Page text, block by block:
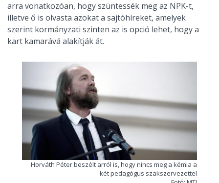
arra vonatkozóan, hogy szüntessék meg az NPK-t,
illetve ő is olvasta azokat a sajtóhíreket, amelyek
szerint kormányzati szinten az is opció lehet, hogy a
kart kamarává alakítják át.
Horváth Péter beszélt arról is, hogy nincs meg a kémia a
két pedagógus szakszervezettel